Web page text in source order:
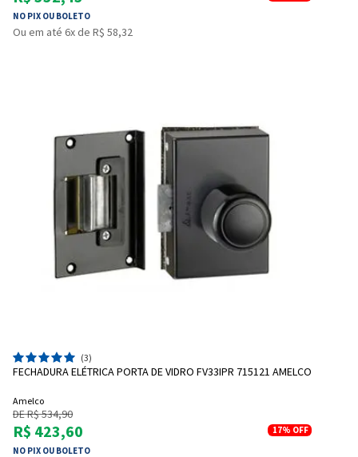
NO PIX OU BOLETO
Ou em até 6x de R$ 58,32
(3)
FECHADURA ELÉTRICA PORTA DE VIDRO FV33IPR 715121 AMELCO
Amelco
DE R$ 534,90
R$ 423,60
NO PIX OU BOLETO
17% OFF